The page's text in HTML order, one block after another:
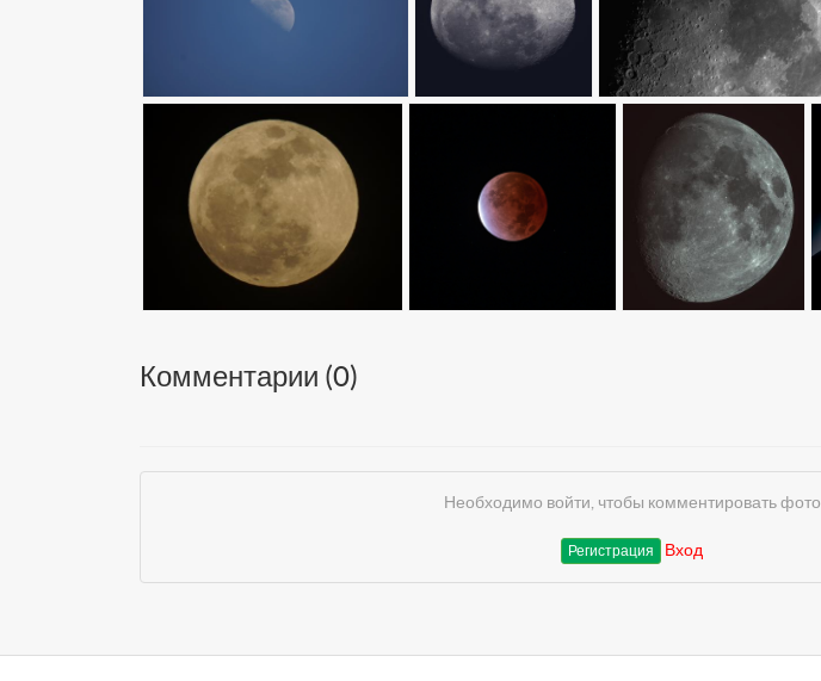
Комментарии (0)
Необходимо войти, чтобы комментировать фото
Регистрация Вход